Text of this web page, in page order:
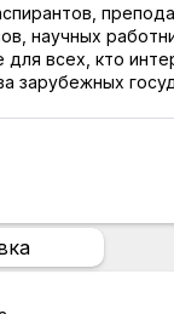
научных
всех, кто
зарубежных